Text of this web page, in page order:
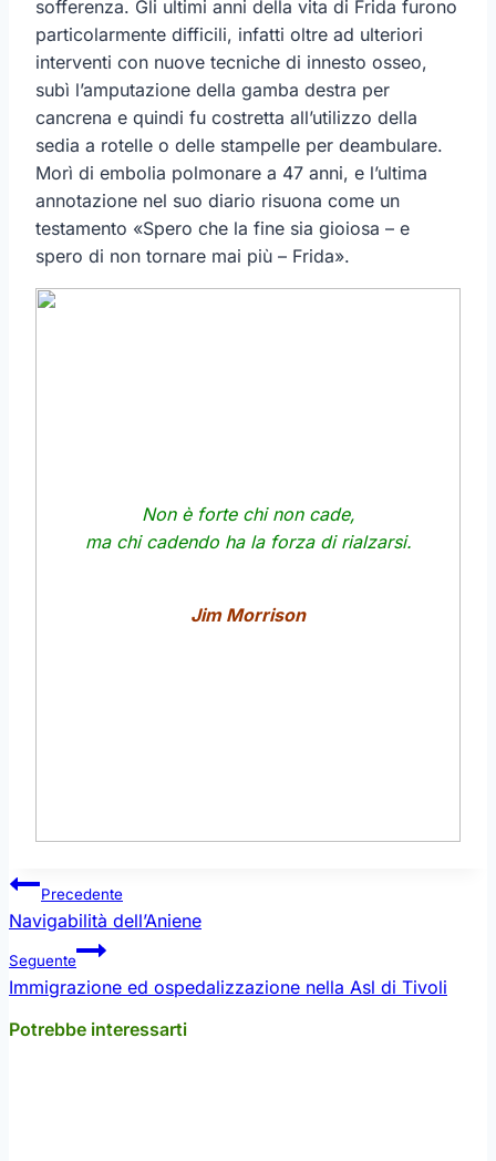
sofferenza. Gli ultimi anni della vita di Frida furono
particolarmente difficili, infatti oltre ad ulteriori
interventi con nuove tecniche di innesto osseo,
subì l’amputazione della gamba destra per
cancrena e quindi fu costretta all’utilizzo della
sedia a rotelle o delle stampelle per deambulare.
Morì di embolia polmonare a 47 anni, e l’ultima
annotazione nel suo diario risuona come un
testamento «Spero che la fine sia gioiosa – e
spero di non tornare mai più – Frida».
Non è forte chi non cade,
ma chi cadendo ha la forza di rialzarsi.
Jim Morrison
Navigazione
articoli
Precedente
Navigabilità dell’Aniene
Seguente
Immigrazione ed ospedalizzazione nella Asl di Tivoli
Potrebbe interessarti